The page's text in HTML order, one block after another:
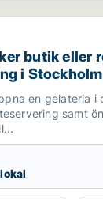
butik eller
butik eller
i
en gelateria i
samt